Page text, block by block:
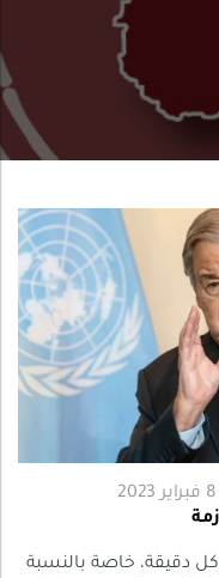
8 فبراير 2023
كل دقيقة، خاصة بالنسبة